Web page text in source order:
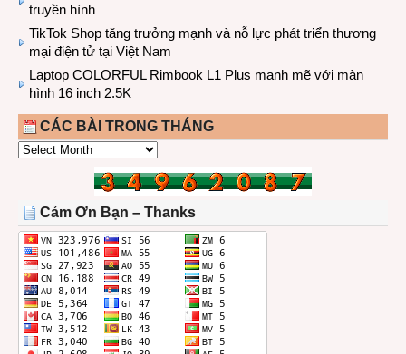
truyền hình
TikTok Shop tăng trưởng mạnh và nỗ lực phát triển thương
mại điện tử tại Việt Nam
Laptop COLORFUL Rimbook L1 Plus mạnh mẽ với màn
hình 16 inch 2.5K
CÁC BÀI TRONG THÁNG
CÁC
THÁNG
Cảm Ơn Bạn – Thanks